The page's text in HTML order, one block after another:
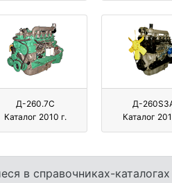
Д-260.7C
Каталог 2010 г.
Д-
Каталог
в справочниках-